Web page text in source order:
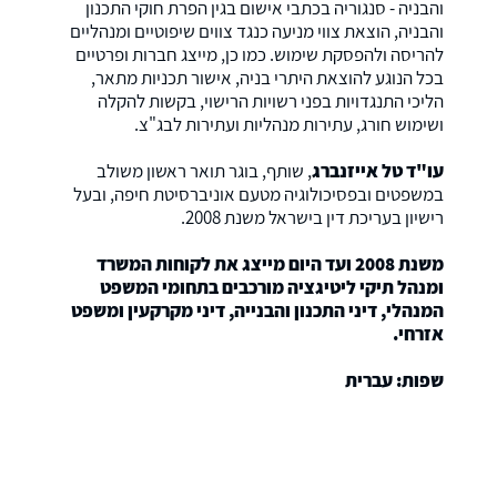
והבניה - סנגוריה בכתבי אישום בגין הפרת חוקי התכנון
והבניה, הוצאת צווי מניעה כנגד צווים שיפוטיים ומנהליים
להריסה ולהפסקת שימוש. כמו כן, מייצג חברות ופרטיים
בכל הנוגע להוצאת היתרי בניה, אישור תכניות מתאר,
הליכי התנגדויות בפני רשויות הרישוי, בקשות להקלה
ושימוש חורג, עתירות מנהליות ועתירות לבג"צ.
עו"ד טל אייזנברג, שותף, בוגר תואר ראשון משולב
במשפטים ובפסיכולוגיה מטעם אוניברסיטת חיפה, ובעל
רישיון בעריכת דין בישראל משנת 2008.
משנת 2008 ועד היום מייצג את לקוחות המשרד
ומנהל תיקי ליטיגציה מורכבים בתחומי המשפט
המנהלי, דיני התכנון והבנייה, דיני מקרקעין ומשפט
אזרחי.
שפות: עברית